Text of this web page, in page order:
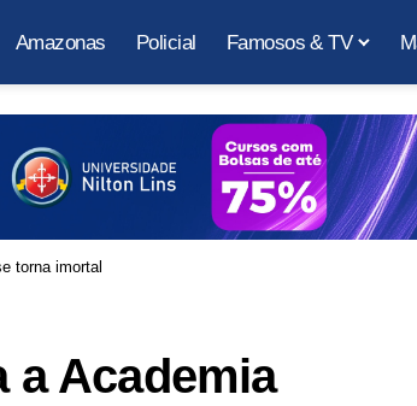
Amazonas Policial Famosos & TV
torna imortal
a Academia